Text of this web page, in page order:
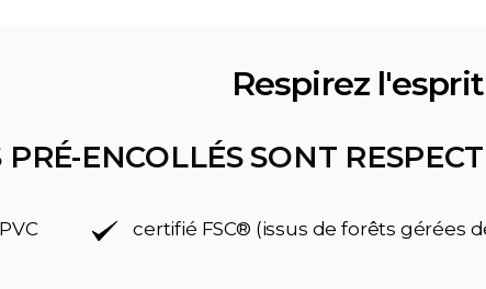
Respirez
PRÉ-ENCOLLÉS SONT
certifié FSC® (issus de forêts gérées